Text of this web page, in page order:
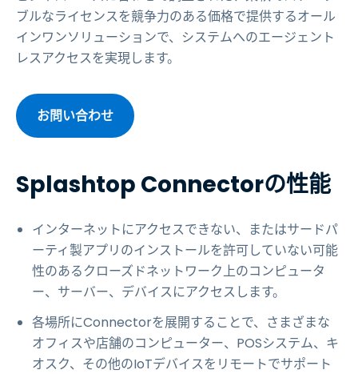
ブルなライセンスを競争力のある価格で提供するオール
インワンソリューションで、システムへのエージェント
レスアクセスを実現します。
お問い合わせ
Splashtop Connectorの性能
インターネットにアクセスできない、またはサードパ
ーティ製アプリのインストールを許可していない可能
性のあるクローズドネットワーク上のコンピュータ
ー、サーバー、デバイスにアクセスします。
各場所にConnectorを展開することで、さまざまな
オフィスや店舗のコンピューター、POSシステム、キ
オスク、その他のIoTデバイスをリモートでサポート